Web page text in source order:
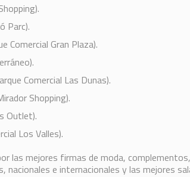
Parc).
Comercial Gran Plaza).
Comercial Las Dunas).
Shopping).
Outlet).
Los Valles).
las mejores firmas de moda,
nacionales e internacionales y las mejores